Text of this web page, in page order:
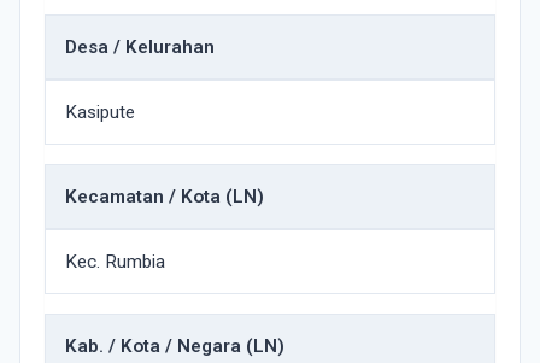
Desa / Kelurahan
Kasipute
Kecamatan / Kota (LN)
Kec. Rumbia
Kab. / Kota / Negara (LN)